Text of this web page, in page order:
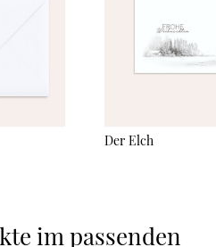
Der Elch
im passenden